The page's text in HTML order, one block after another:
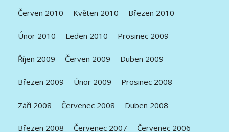
Červen 2010 Květen 2010 Březen 2010
Únor 2010 Leden 2010 Prosinec 2009
Říjen 2009 Červen 2009 Duben 2009
Březen 2009 Únor 2009 Prosinec 2008
Září 2008 Červenec 2008 Duben 2008
Březen 2008 Červenec 2007 Červenec 2006